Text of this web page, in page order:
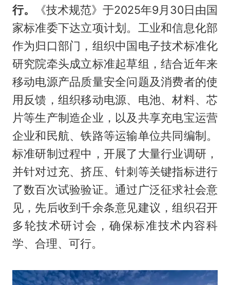
行。
《技术规范》于2025年9月30日由国
家标准委下达立项计划。工业和信息化部
作为归口部门，组织中国电子技术标准化
研究院牵头成立标准起草组，结合近年来
移动电源产品质量安全问题及消费者的使
用反馈，组织移动电源、电池、材料、芯
片等生产制造企业，以及共享充电宝运营
企业和民航、铁路等运输单位共同编制。
标准研制过程中，开展了大量行业调研，
并针对过充、挤压、针刺等关键指标进行
了数百次试验验证。通过广泛征求社会意
见，先后收到千余条意见建议，组织召开
多轮技术研讨会，确保标准技术内容科
学、合理、可行。